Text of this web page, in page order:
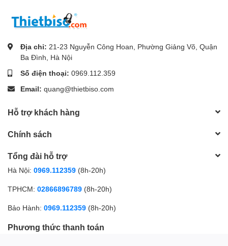
Địa chỉ: 21-23 Nguyễn Công Hoan, Phường Giảng Võ, Quận
Ba Đình, Hà Nội
Số điện thoại: 0969.112.359
Email: quang@thietbiso.com
Hỗ trợ khách hàng
Chính sách
Tổng đài hỗ trợ
Hà Nội: 0969.112359 (8h-20h)
TPHCM: 02866896789 (8h-20h)
Bảo Hành: 0969.112359 (8h-20h)
Phương thức thanh toán